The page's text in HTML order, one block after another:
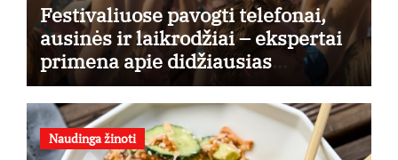
Festivaliuose pavogti telefonai,
ausinės ir laikrodžiai – ekspertai
primena apie didžiausias
finansines rizikas
Naudinga žinoti